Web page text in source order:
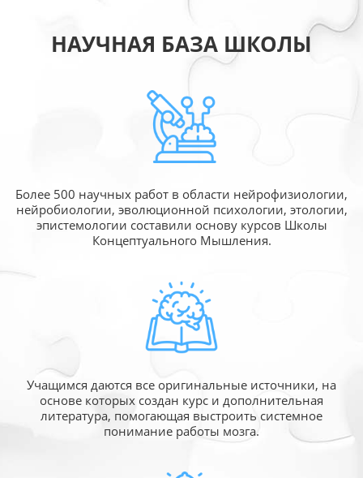
НАУЧНАЯ БАЗА ШКОЛЫ
Более 500 научных работ в области нейрофизиологии,
нейробиологии, эволюционной психологии, этологии,
эпистемологии составили основу курсов Школы
Концептуального Мышления.
Учащимся даются все оригинальные источники, на
основе которых создан курс и дополнительная
литература, помогающая выстроить системное
понимание работы мозга.